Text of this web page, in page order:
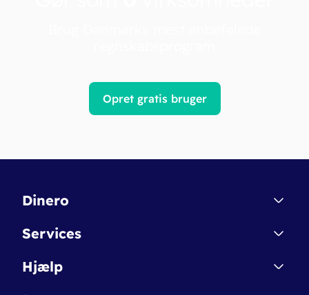
Opret gratis bruger
Dinero
Kontakt
Betingelser & Sikkerhed
Nye funktioner
Services
Dinero Starter
Hjælp
Regnskabsordbogen